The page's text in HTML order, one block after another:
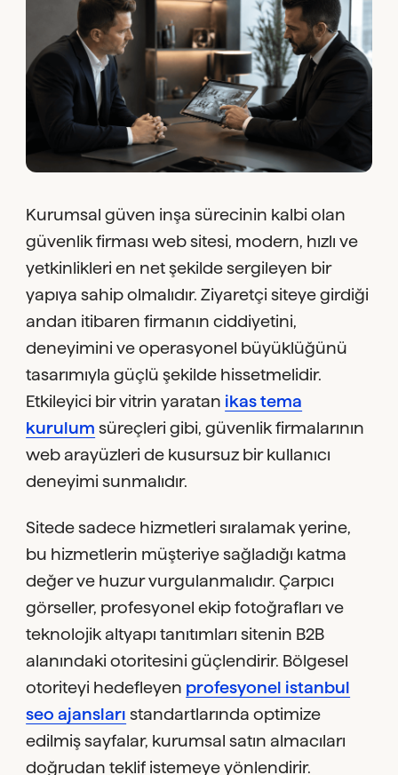
Kurumsal güven inşa sürecinin kalbi olan
güvenlik firması web sitesi, modern, hızlı ve
yetkinlikleri en net şekilde sergileyen bir
yapıya sahip olmalıdır. Ziyaretçi siteye girdiği
andan itibaren firmanın ciddiyetini,
deneyimini ve operasyonel büyüklüğünü
tasarımıyla güçlü şekilde hissetmelidir.
Etkileyici bir vitrin yaratan ikas tema
kurulum süreçleri gibi, güvenlik firmalarının
web arayüzleri de kusursuz bir kullanıcı
deneyimi sunmalıdır.
Sitede sadece hizmetleri sıralamak yerine,
bu hizmetlerin müşteriye sağladığı katma
değer ve huzur vurgulanmalıdır. Çarpıcı
görseller, profesyonel ekip fotoğrafları ve
teknolojik altyapı tanıtımları sitenin B2B
alanındaki otoritesini güçlendirir. Bölgesel
otoriteyi hedefleyen profesyonel istanbul
seo ajansları standartlarında optimize
edilmiş sayfalar, kurumsal satın almacıları
doğrudan teklif istemeye yönlendirir.